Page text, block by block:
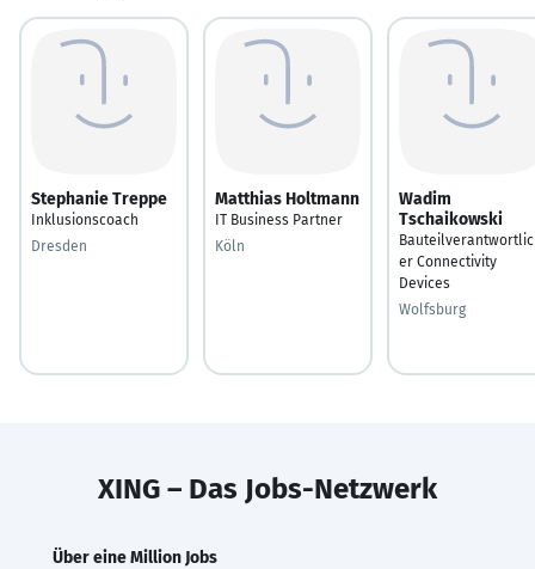
Stephanie Treppe
Inklusionscoach
Dresden
Matthias Holtmann
IT Business Partner
Köln
Wadim
Tschaikowski
er Connectivity
Devices
Wolfsburg
XING – Das Jobs-Netzwerk
Über eine Million Jobs